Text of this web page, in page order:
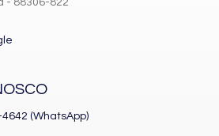
4642 (WhatsApp)